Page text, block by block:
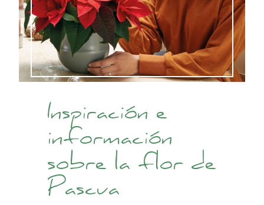
Inspiración e
información
sobre la flor de
Pascua